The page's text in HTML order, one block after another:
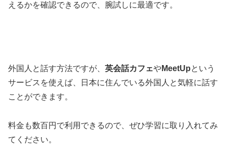
えるかを確認できるので、腕試しに最適です。
外国人と話す方法ですが、 英会話カフェやMeetUpという
サービスを使えば、日本に住んでいる外国人と気軽に話す
ことができます。
料金も数百円で利用できるので、ぜひ学習に取り入れてみ
てください。